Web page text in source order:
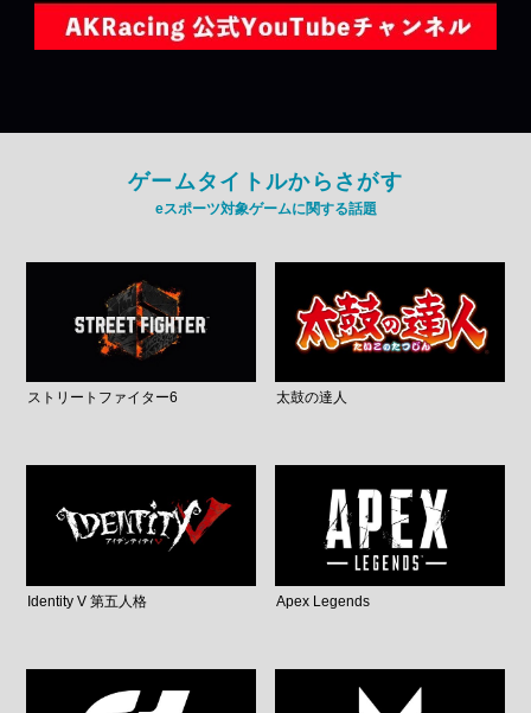
ゲームタイトルからさがす
eスポーツ対象ゲームに関する話題
ストリートファイター6 太鼓の達人
Identity V 第五人格 Apex Legends